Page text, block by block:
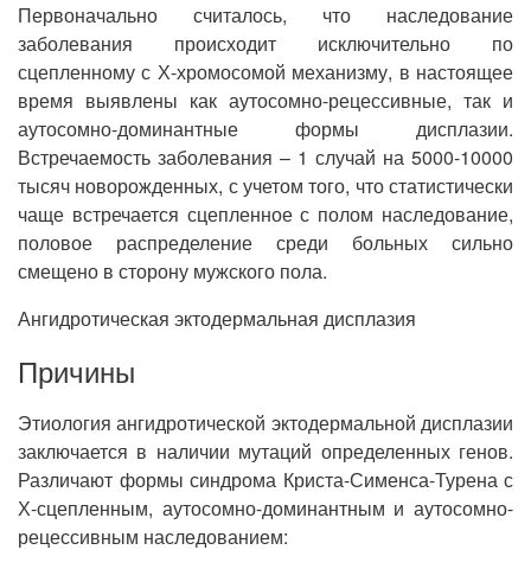
Первоначально считалось, что наследование
заболевания происходит исключительно по
сцепленному с Х-хромосомой механизму, в настоящее
время выявлены как аутосомно-рецессивные, так и
аутосомно-доминантные формы дисплазии.
Встречаемость заболевания – 1 случай на 5000-10000
тысяч новорожденных, с учетом того, что статистически
чаще встречается сцепленное с полом наследование,
половое распределение среди больных сильно
смещено в сторону мужского пола.
Ангидротическая эктодермальная дисплазия
Причины
Этиология ангидротической эктодермальной дисплазии
заключается в наличии мутаций определенных генов.
Различают формы синдрома Криста-Сименса-Турена с
Х-сцепленным, аутосомно-доминантным и аутосомно-
рецессивным наследованием: